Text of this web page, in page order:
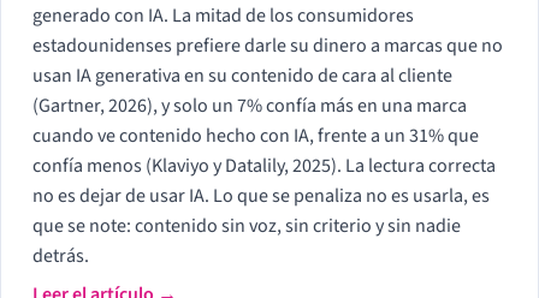
generado con IA. La mitad de los consumidores
estadounidenses prefiere darle su dinero a marcas que no
usan IA generativa en su contenido de cara al cliente
(Gartner, 2026), y solo un 7% confía más en una marca
cuando ve contenido hecho con IA, frente a un 31% que
confía menos (Klaviyo y Datalily, 2025). La lectura correcta
no es dejar de usar IA. Lo que se penaliza no es usarla, es
que se note: contenido sin voz, sin criterio y sin nadie
detrás.